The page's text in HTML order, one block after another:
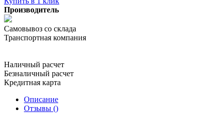
Производитель
Самовывоз со склада
Транспортная компания
Наличный расчет
Безналичный расчет
Кредитная карта
Описание
Отзывы ()